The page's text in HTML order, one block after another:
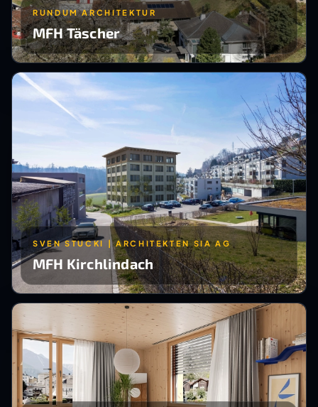
RUNDUM ARCHITEKTUR
MFH Täscher
SVEN STUCKI | ARCHITEKTEN SIA AG
MFH Kirchlindach